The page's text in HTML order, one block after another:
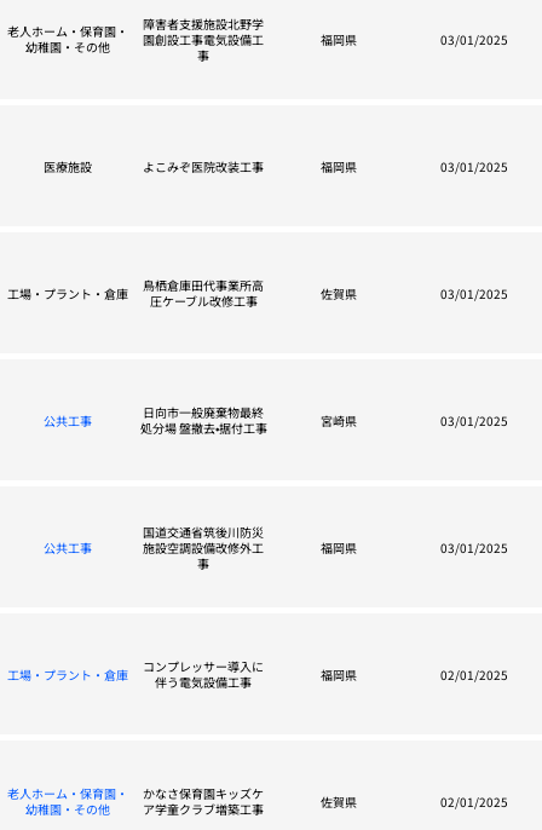
老人ホーム・保育園・
幼稚園・その他
障害者支援施設北野学
園創設工事電気設備工
事
福岡県 03/01/2025
医療施設 よこみぞ医院改装工事 福岡県 03/01/2025
工場・プラント・倉庫
鳥栖倉庫田代事業所高
圧ケーブル改修工事
佐賀県 03/01/2025
公共工事
日向市一般廃棄物最終
処分場 盤撤去•据付工事
宮崎県 03/01/2025
公共工事
国道交通省筑後川防災
施設空調設備改修外工
事
福岡県 03/01/2025
工場・プラント・倉庫
コンプレッサー導入に
伴う電気設備工事
福岡県 02/01/2025
老人ホーム・保育園・
幼稚園・その他
かなさ保育園キッズケ
ア学童クラブ増築工事
佐賀県 02/01/2025